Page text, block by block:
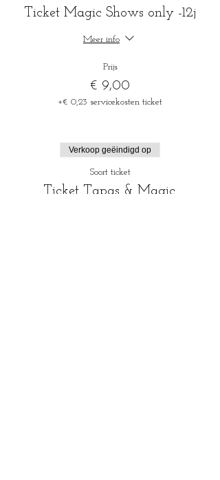
Ticket Magic Shows only -12j
Meer info
Prijs
€ 9,00
+€ 0,23 servicekosten ticket
Verkoop geëindigd op
Soort ticket
Ticket Tapas & Magic.